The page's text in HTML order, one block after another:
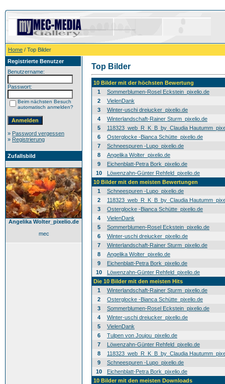
Home / Top Bilder
Registrierte Benutzer
Benutzername:
Passwort:
Beim nächsten Besuch
automatisch anmelden?
» Password vergessen
» Registrierung
Zufallsbild
Angelika Wolter_pixelio.de
mec
Top Bilder
10 Bilder mit der höchsten Bewertung
1
Sommerblumen-Rosel Eckstein_pixelio.de
2
VielenDank
3
Winter-uschi dreiucker_pixelio.de
4
Winterlandschaft-Rainer Sturm_pixelio.de
5
118323_web_R_K_B_by_Claudia
6
Osterglocke -Bianca Schütte_pixelio.de
7
Schneespuren -Lupo_pixelio.de
8
Angelika Wolter_pixelio.de
9
Eichenblatt-Petra Bork_pixelio.de
10
Löwenzahn-Günter Rehfeld_pixelio.de
10 Bilder mit den meisten Bewertungen
1
Schneespuren -Lupo_pixelio.de
2
118323_web_R_K_B_by_Claudia
3
Osterglocke -Bianca Schütte_pixelio.de
4
VielenDank
5
Sommerblumen-Rosel Eckstein_pixelio.de
6
Winter-uschi dreiucker_pixelio.de
7
Winterlandschaft-Rainer Sturm_pixelio.de
8
Angelika Wolter_pixelio.de
9
Eichenblatt-Petra Bork_pixelio.de
10
Löwenzahn-Günter Rehfeld_pixelio.de
Die 10 Bilder mit den meisten Hits
1
Winterlandschaft-Rainer Sturm_pixelio.de
2
Osterglocke -Bianca Schütte_pixelio.de
3
Sommerblumen-Rosel Eckstein_pixelio.de
4
Winter-uschi dreiucker_pixelio.de
5
VielenDank
6
Tulpen von Joujou_pixelio.de
7
Löwenzahn-Günter Rehfeld_pixelio.de
8
118323_web_R_K_B_by_Claudia
9
Schneespuren -Lupo_pixelio.de
10
Eichenblatt-Petra Bork_pixelio.de
10 Bilder mit den meisten Downloads